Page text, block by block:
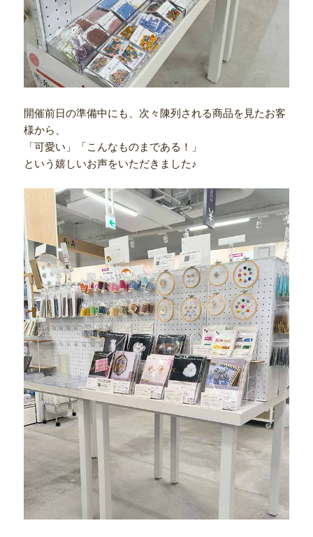
開催前日の準備中にも、次々陳列される商品を見たお客
様から、
「可愛い」「こんなものまである！」
という嬉しいお声をいただきました♪